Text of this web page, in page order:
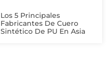
Los 5 Principales
Fabricantes De Cuero
Sintético De PU En Asia